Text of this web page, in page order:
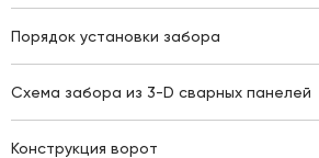
Порядок установки забора
Схема забора из 3-D сварных панелей
Конструкция ворот